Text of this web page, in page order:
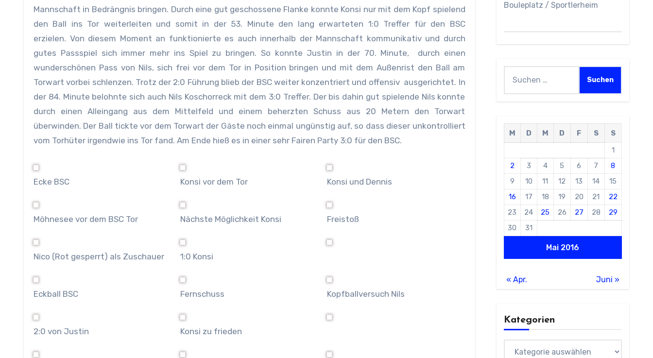
Mannschaft in Bedrängnis bringen. Durch eine gut geschossene Flanke konnte Konsi nur mit dem Kopf spielend
den Ball ins Tor weiterleiten und somit in der 53. Minute den lang erwarteten 1:0 Treffer für den BSC
erzielen. Von diesem Moment an funktionierte es auch innerhalb der Mannschaft kommunikativ und durch
gutes Passspiel sich immer mehr ins Spiel zu bringen. So konnte Justin in der 70. Minute, durch einen
wunderschönen Pass von Nils, sich frei vor dem Tor in Position bringen und mit dem Außenrist den Ball am
Torwart vorbei schlenzen. Trotz der 2:0 Führung blieb der BSC weiter konzentriert und offensiv ausgerichtet. In
der 84. Minute belohnte sich auch Nils Koschorreck mit dem 3:0 Treffer. Der bis dahin gut spielende Nils konnte
durch einen Alleingang aus dem Mittelfeld und einem beherzten Schuss aus 20 Metern den Torwart
überwinden. Der Ball tickte vor dem Torwart der Gäste noch einmal ungünstig auf, so dass dieser unkontrolliert
vom Torhüter irgendwie ins Tor fand. Am Ende hieß es in einer sehr Fairen Party 3:0 für den BSC.
Ecke BSC Konsi vor dem Tor Konsi und Dennis
Möhnesee vor dem BSC Tor Nächste Möglichkeit Konsi Freistoß
Nico (Rot gesperrt) als Zuschauer 1:0 Konsi
Eckball BSC Fernschuss Kopfballversuch Nils
2:0 von Justin Konsi zu frieden
Bouleplatz / Sportlerheim
nach:
Mai 2016
M D M D F S
S
1
2
3 4 5 6 7
8
9
10 11 12 13 14
15
16
17 18 19 20 21
22
23
24 25 26 27 28
29
30
31
« Apr. Juni »
Kategorien